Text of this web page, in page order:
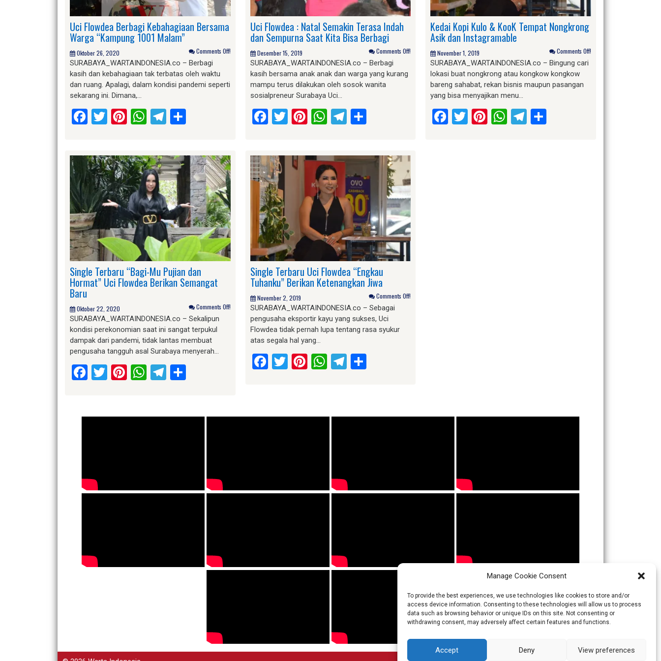
Manage Cookie Consent
To provide the best experiences, we use technologies like cookies to store and/or
access device information. Consenting to these technologies will allow us to process
data such as browsing behavior or unique IDs on this site. Not consenting or
withdrawing consent, may adversely affect certain features and functions.
Accept Deny View preferences
Uci Flowdea Berbagi Kebahagiaan Bersama
Warga “Kampung 1001 Malam”
Oktober 26, 2020 Comments Off!
SURABAYA_WARTAINDONESIA.co – Berbagi
kasih dan kebahagiaan tak terbatas oleh waktu
dan ruang. Apalagi, dalam kondisi pandemi seperti
sekarang ini. Dimana,…
Facebook
Twitter
Pinterest
WhatsApp
Telegram
Single Terbaru “Bagi-Mu Pujian dan
Hormat” Uci Flowdea Berikan Semangat
Baru
Oktober 22, 2020 Comments Off!
SURABAYA_WARTAINDONESIA.co – Sekalipun
kondisi perekonomian saat ini sangat terpukul
dampak dari pandemi, tidak lantas membuat
pengusaha tangguh asal Surabaya menyerah…
Facebook
Twitter
Pinterest
WhatsApp
Telegram
Uci Flowdea : Natal Semakin Terasa Indah
dan Sempurna Saat Kita Bisa Berbagi
Desember 15, 2019 Comments Off!
SURABAYA_WARTAINDONESIA.co – Berbagi
kasih bersama anak anak dan warga yang kurang
mampu terus dilakukan oleh sosok wanita
sosialpreneur Surabaya Uci…
Facebook
Twitter
Pinterest
WhatsApp
Telegram
Share
Single Terbaru Uci Flowdea “Engkau
Tuhanku” Berikan Ketenangkan Jiwa
November 2, 2019 Comments Off!
SURABAYA_WARTAINDONESIA.co – Sebagai
pengusaha eksportir kayu yang sukses, Uci
Flowdea tidak pernah lupa tentang rasa syukur
atas segala hal yang…
Facebook
Twitter
Pinterest
WhatsApp
Telegram
Share
Kedai Kopi Kulo & KooK Tempat Nongkrong
Asik dan Instagramable
November 1, 2019 Comments Off!
SURABAYA_WARTAINDONESIA.co – Bingung cari
lokasi buat nongkrong atau kongkow kongkow
bareng sahabat, rekan bisnis maupun pasangan
yang bisa menyajikan menu…
Facebook
Twitter
Pinterest
WhatsApp
Telegram